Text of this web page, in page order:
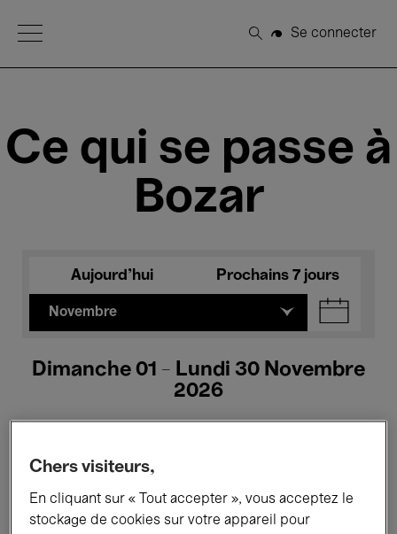
Open Menu
Rechercher
Se connecter
Ce qui se passe à
Bozar
Aujourd'hui Prochains 7 jours
Novembre
Dimanche 01 - Lundi 30 Novembre
2026
Tous les événements Concerts
Chers visiteurs,
En cliquant sur « Tout accepter », vous acceptez le
stockage de cookies sur votre appareil pour